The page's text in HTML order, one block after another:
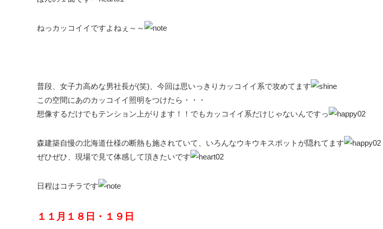
ねっカッコイイですよねぇ～～
普段、女子力高めな男社長が(笑)、今回は思いっきりカッコイイ系で攻めてます
この空間にあのカッコイイ照明をつけたら・・・
想像するだけでもテンション上がります！！でもカッコイイ系だけじゃないんですっ
森建築自慢の北海道仕様の断熱も施されていて、いろんなウキウキスポットが隠れてます
ぜひぜひ、現場で見て体感して頂きたいです
日程はコチラです
１１月１８日・１９日